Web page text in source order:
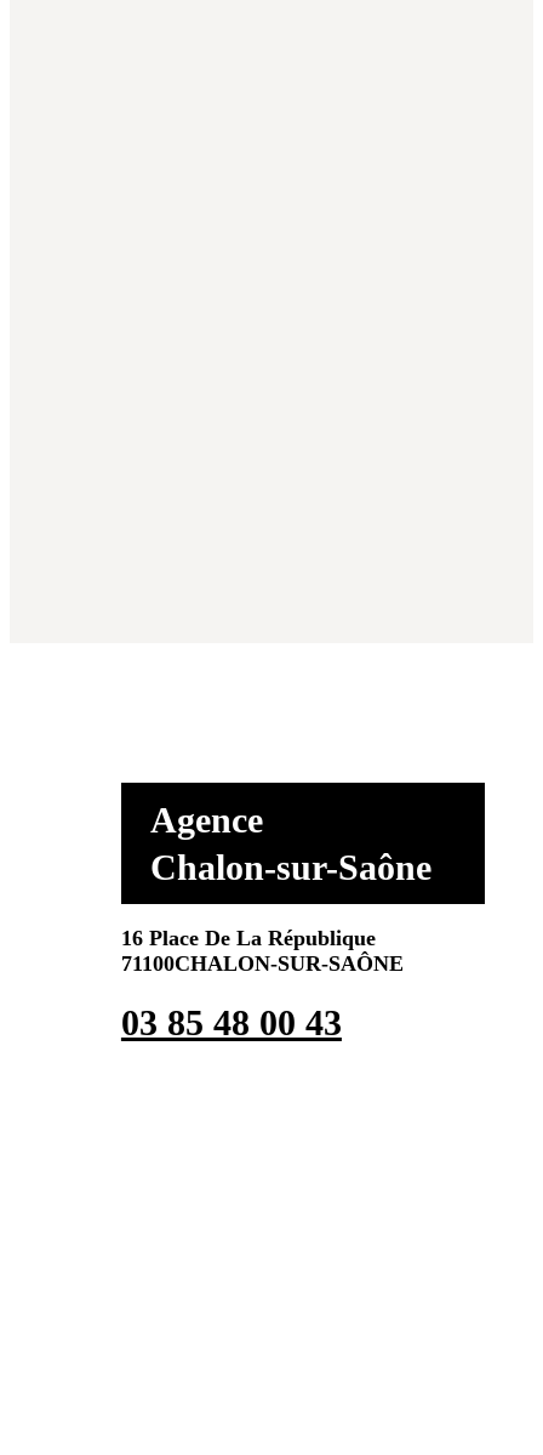
Agence
Chalon-sur-Saône
16 Place De La République
71100CHALON-SUR-SAÔNE
03 85 48 00 43